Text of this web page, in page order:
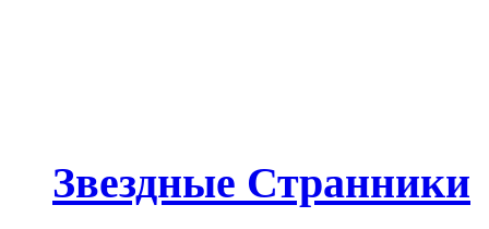
Звездные Странники